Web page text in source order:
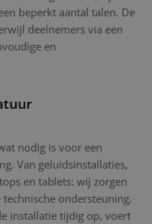
beperkt aantal talen. De
deelnemers via een
en
nodig is voor een
Van geluidsinstallaties,
en tablets: wij zorgen
ondersteuning.
installatie tijdig op, voert